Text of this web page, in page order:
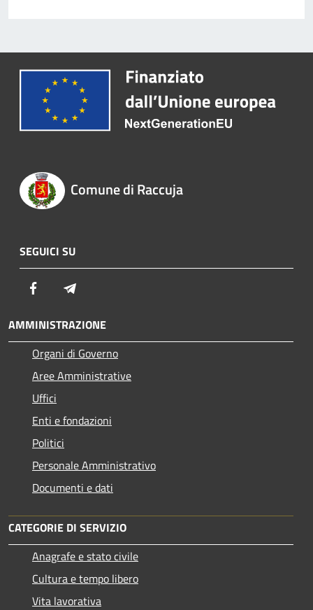
Comune di Raccuja
SEGUICI SU
Facebook
AMMINISTRAZIONE
Organi di Governo
Aree Amministrative
Uffici
Enti e fondazioni
Politici
Personale Amministrativo
Documenti e dati
CATEGORIE DI SERVIZIO
Anagrafe e stato civile
Cultura e tempo libero
Vita lavorativa